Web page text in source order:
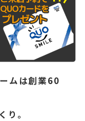
ムは創業60
。